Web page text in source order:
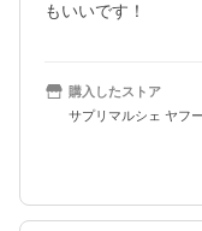
もいいです！
購入したストア
サプリマルシェ ヤフ